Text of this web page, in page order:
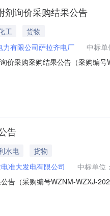
剂询价采购结果公告
工
货物
力有限公司萨拉齐电厂 中标单
价采购采购结果公告（采购编
公司联系电话：0471-3389596
告
水电
货物
准大发电有限公司 中标单位：
告（采购编号WZNM-WZXJ-
四、采购机构：国能物资内
3389596邮箱：